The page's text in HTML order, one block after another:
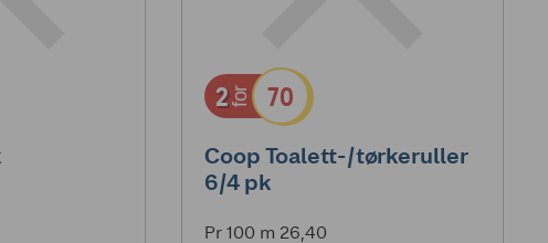
2for 70
Coop Toalett-/tørkeruller
6/4 pk
Pr 100 m 26,40